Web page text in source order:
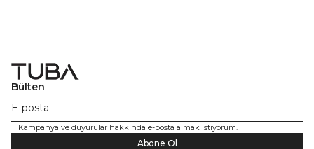
Bülten
Kampanya ve duyurular hakkında e-posta almak istiyorum.
Abone Ol